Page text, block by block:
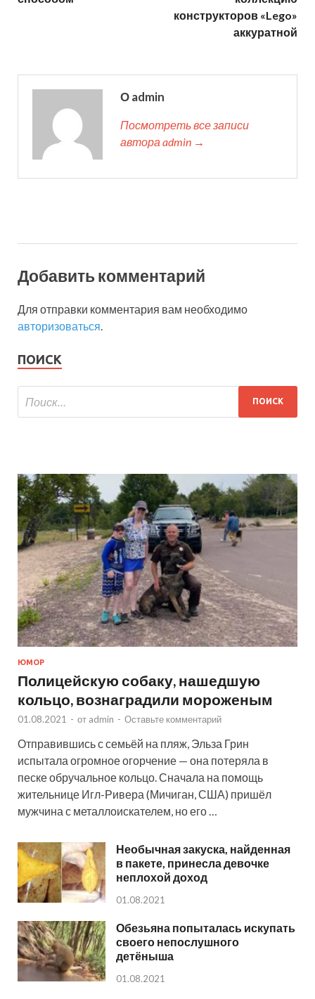
конструкторов «Lego»
аккуратной
О admin
Посмотреть все записи
автора admin →
Добавить комментарий
Для отправки комментария вам необходимо
авторизоваться.
ПОИСК
ЮМОР
Полицейскую собаку, нашедшую
кольцо, вознаградили мороженым
01.08.2021 - от admin - Оставьте комментарий
Отправившись с семьёй на пляж, Эльза Грин
испытала огромное огорчение — она потеряла в
песке обручальное кольцо. Сначала на помощь
жительнице Игл-Ривера (Мичиган, США) пришёл
мужчина с металлоискателем, но его …
Необычная закуска, найденная
в пакете, принесла девочке
неплохой доход
01.08.2021
Обезьяна попыталась искупать
своего непослушного
детёныша
01.08.2021